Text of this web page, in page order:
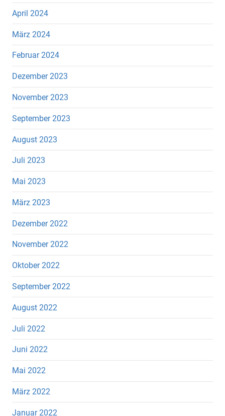
April 2024
März 2024
Februar 2024
Dezember 2023
November 2023
September 2023
August 2023
Juli 2023
Mai 2023
März 2023
Dezember 2022
November 2022
Oktober 2022
September 2022
August 2022
Juli 2022
Juni 2022
Mai 2022
März 2022
Januar 2022